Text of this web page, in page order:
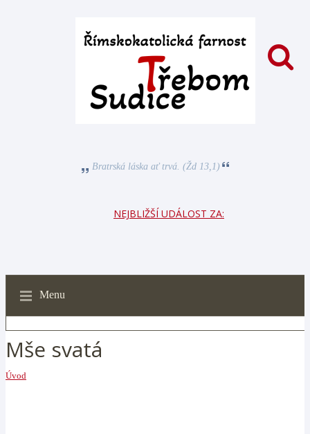
Bratrská láska ať trvá. (Žd 13,1)
NEJBLIŽŠÍ UDÁLOST ZA:
Menu
Mše svatá
Úvod